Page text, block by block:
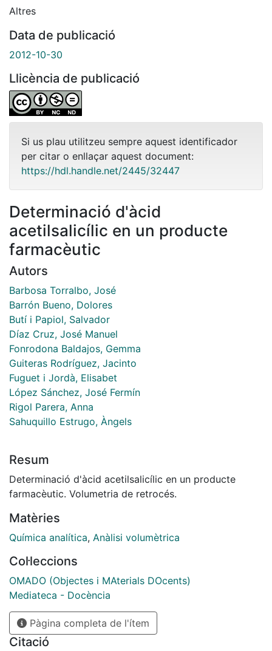
Altres
Data de publicació
2012-10-30
Llicència de publicació
Si us plau utilitzeu sempre aquest identificador
per citar o enllaçar aquest document:
https://hdl.handle.net/2445/32447
Determinació d'àcid
acetilsalicílic en un producte
farmacèutic
Autors
Barbosa Torralbo, José
Barrón Bueno, Dolores
Butí i Papiol, Salvador
Díaz Cruz, José Manuel
Fonrodona Baldajos, Gemma
Guiteras Rodríguez, Jacinto
Fuguet i Jordà, Elisabet
López Sánchez, José Fermín
Rigol Parera, Anna
Sahuquillo Estrugo, Àngels
Resum
Determinació d'àcid acetilsalicílic en un producte
farmacèutic. Volumetria de retrocés.
Matèries
Química analítica, Anàlisi volumètrica
Col·leccions
OMADO (Objectes i MAterials DOcents)
Mediateca - Docència
Pàgina completa de l'ítem
Citació